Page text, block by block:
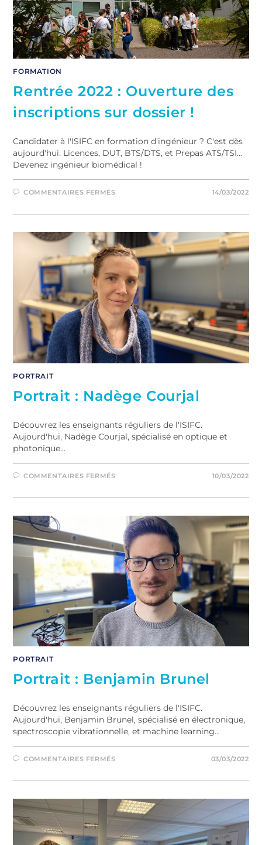
FORMATION
Rentrée 2022 : Ouverture des
inscriptions sur dossier !
Candidater à l'ISIFC en formation d'ingénieur ? C'est dès
aujourd'hui. Licences, DUT, BTS/DTS, et Prepas ATS/TSI...
Devenez ingénieur biomédical !
COMMENTAIRES FERMÉS 14/03/2022
PORTRAIT
Portrait : Nadège Courjal
Découvrez les enseignants réguliers de l'ISIFC.
Aujourd'hui, Nadège Courjal, spécialisé en optique et
photonique...
COMMENTAIRES FERMÉS 10/03/2022
PORTRAIT
Portrait : Benjamin Brunel
Découvrez les enseignants réguliers de l'ISIFC.
Aujourd'hui, Benjamin Brunel, spécialisé en électronique,
spectroscopie vibrationnelle, et machine learning...
COMMENTAIRES FERMÉS 03/03/2022